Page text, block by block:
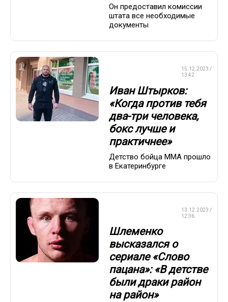
Он предоставил комиссии
штата все необходимые
документы
15.12.2023 /
13:42
Иван Штырков:
«Когда против тебя
два-три человека,
бокс лучше и
практичнее»
Детство бойца ММА прошло
в Екатеринбурге
13.12.2023 /
12:36
Шлеменко
высказался о
сериале «Слово
пацана»: «В детстве
были драки район
на район»